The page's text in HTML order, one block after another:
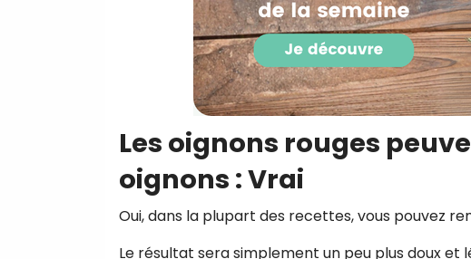
Les oignons rouges
oignons : Vrai
Oui, dans la plupart des recettes, vous pouvez
Le résultat sera simplement un peu plus doux et